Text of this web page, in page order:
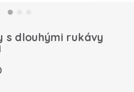
s dlouhými rukávy